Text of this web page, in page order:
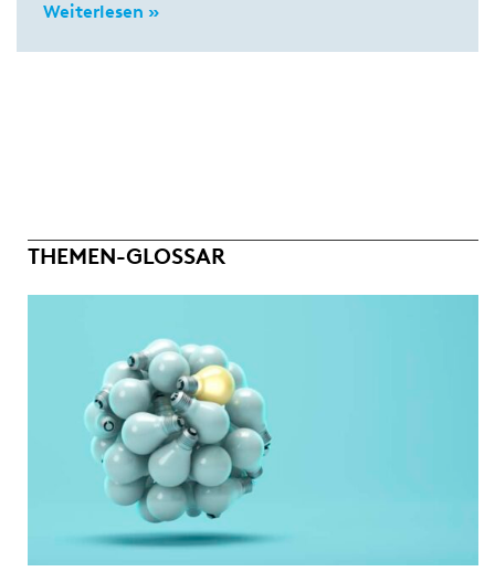
Weiterlesen »
THEMEN-GLOSSAR